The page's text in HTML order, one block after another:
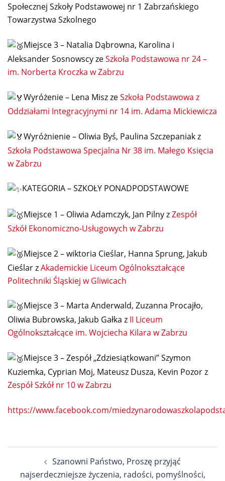
Społecznej Szkoły Podstawowej nr 1 Zabrzańskiego
Towarzystwa Szkolnego
Miejsce 3 – Natalia Dąbrowna, Karolina i
Aleksander Sosnowscy zeSzkoła Podstawowa nr 24 –
im. Norberta Kroczka w Zabrzu
Wyróżenie – Lena Misz zeSzkoła Podstawowa z
Oddziałami Integracyjnymi nr 14 im. Adama Mickiewicza
Wyróżnienie – Oliwia Byś, Paulina Szczepaniak z
Szkoła Podstawowa Specjalna Nr 38 im. Małego Księcia
w Zabrzu
KATEGORIA – SZKOŁY PONADPODSTAWOWE
Miejsce 1 – Oliwia Adamczyk, Jan Pilny zZespół
Szkół Ekonomiczno-Usługowych w Zabrzu
Miejsce 2 – wiktoria Cieślar, Hanna Sprung, Jakub
Cieślar zAkademickie Liceum Ogólnokształcące
Politechniki Śląskiej w Gliwicach
Miejsce 3 – Marta Anderwald, Zuzanna Procajło,
Oliwia Bubrowska, Jakub Gałka z II Liceum
Ogólnokształcące im. Wojciecha Kilara w Zabrzu
Miejsce 3 – Zespół „Zdziesiątkowani” Szymon
Kuziemka, Cyprian Moj, Mateusz Dusza, Kevin Pozor z
Zespół Szkół nr 10 w Zabrzu
https://www.facebook.com/
Szanowni Państwo, Proszę przyjąć
najserdeczniejsze życzenia, radości, pomyślności,